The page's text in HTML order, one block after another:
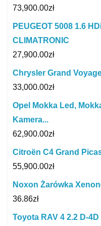
73,900.00zł
PEUGEOT 5008 1.6
CLIMATRONIC
27,900.00zł
Chrysler Grand
33,000.00zł
Opel Mokka Led,
Kamera...
62,900.00zł
Citroën C4 Grand
55,900.00zł
Noxon Żarówka
36.86zł
Toyota RAV 4 2.2 D-